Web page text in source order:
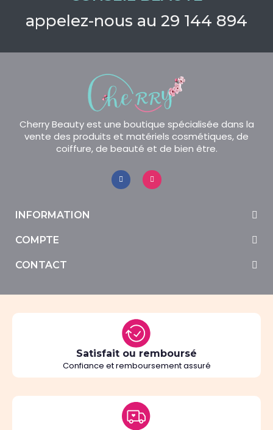
appelez-nous au 29 144 894
Cherry Beauty est une boutique spécialisée dans la
vente des produits et matériels cosmétiques, de
coiffure, de beauté et de bien être.
INFORMATION
COMPTE
CONTACT
Satisfait ou remboursé
Confiance et remboursement assuré